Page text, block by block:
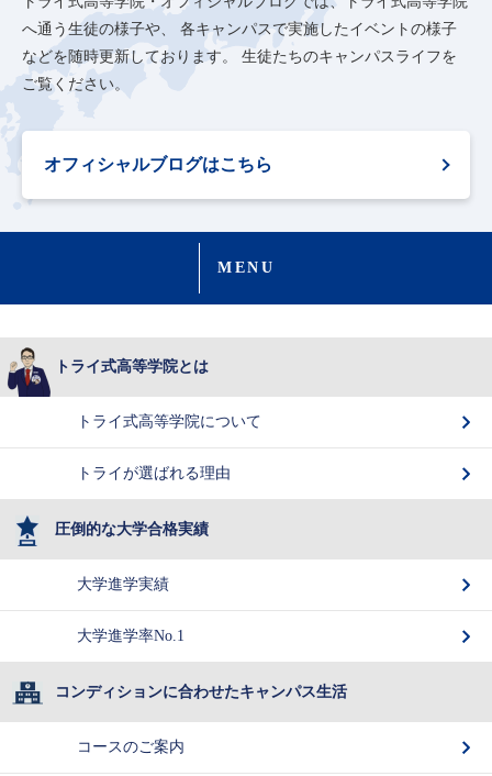
へ通う生徒の様子や、
各キャンパスで実施したイベントの様子
などを随時更新しております。
生徒たちのキャンパスライフを
ご覧ください。
オフィシャルブログはこちら
MENU
トライ式高等学院とは
トライ式高等学院について
トライが選ばれる理由
圧倒的な大学合格実績
大学進学実績
大学進学率No.1
コンディションに合わせたキャンパス生活
コースのご案内